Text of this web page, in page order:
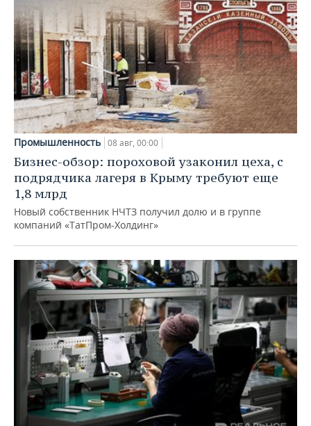
Промышленность 08 авг, 00:00
Бизнес-обзор: пороховой узаконил цеха, с
подрядчика лагеря в Крыму требуют еще
1,8 млрд
Новый собственник НЧТЗ получил долю и в группе
компаний «ТатПром-Холдинг»